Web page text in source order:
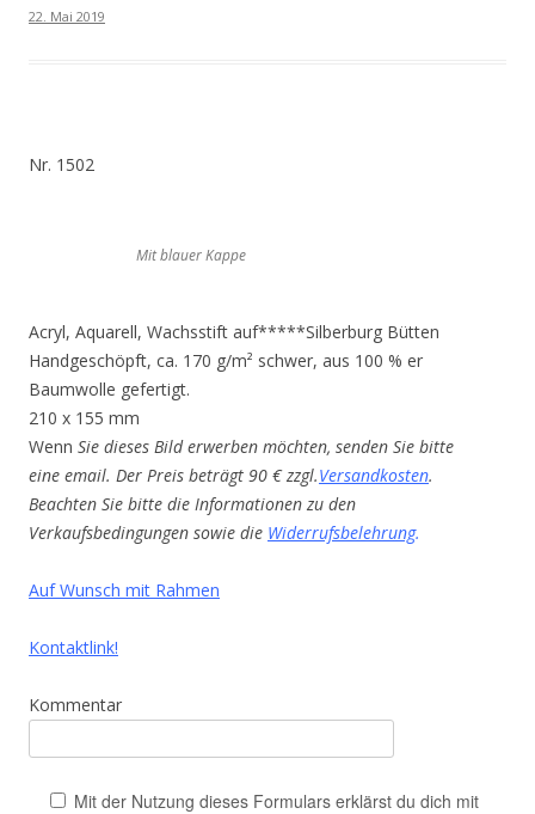
22. Mai 2019
Nr. 1502
Mit blauer Kappe
Acryl, Aquarell, Wachsstift auf*****Silberburg Bütten
Handgeschöpft, ca. 170 g/m² schwer, aus 100 % er
Baumwolle gefertigt.
210 x 155 mm
Wenn Sie dieses Bild erwerben möchten, senden Sie bitte
eine email. Der Preis beträgt 90 € zzgl.Versandkosten.
Beachten Sie bitte die Informationen zu den
Verkaufsbedingungen sowie die Widerrufsbelehrung.
Auf Wunsch mit Rahmen
Kontaktlink!
Kommentar
Mit der Nutzung dieses Formulars erklärst du dich mit